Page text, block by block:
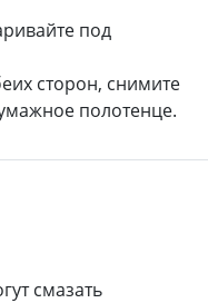
под
сторон, снимите
полотенце.
смазать